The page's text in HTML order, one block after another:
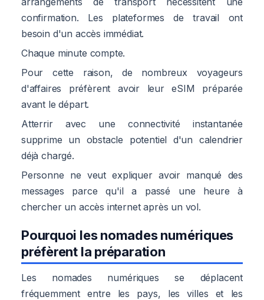
confirmation. Les plateformes de travail ont
besoin d'un accès immédiat.
Chaque minute compte.
Pour cette raison, de nombreux voyageurs
d'affaires préfèrent avoir leur eSIM préparée
avant le départ.
Atterrir avec une connectivité instantanée
supprime un obstacle potentiel d'un calendrier
déjà chargé.
Personne ne veut expliquer avoir manqué des
messages parce qu'il a passé une heure à
chercher un accès internet après un vol.
Pourquoi les nomades numériques
préfèrent la préparation
Les nomades numériques se déplacent
fréquemment entre les pays, les villes et les